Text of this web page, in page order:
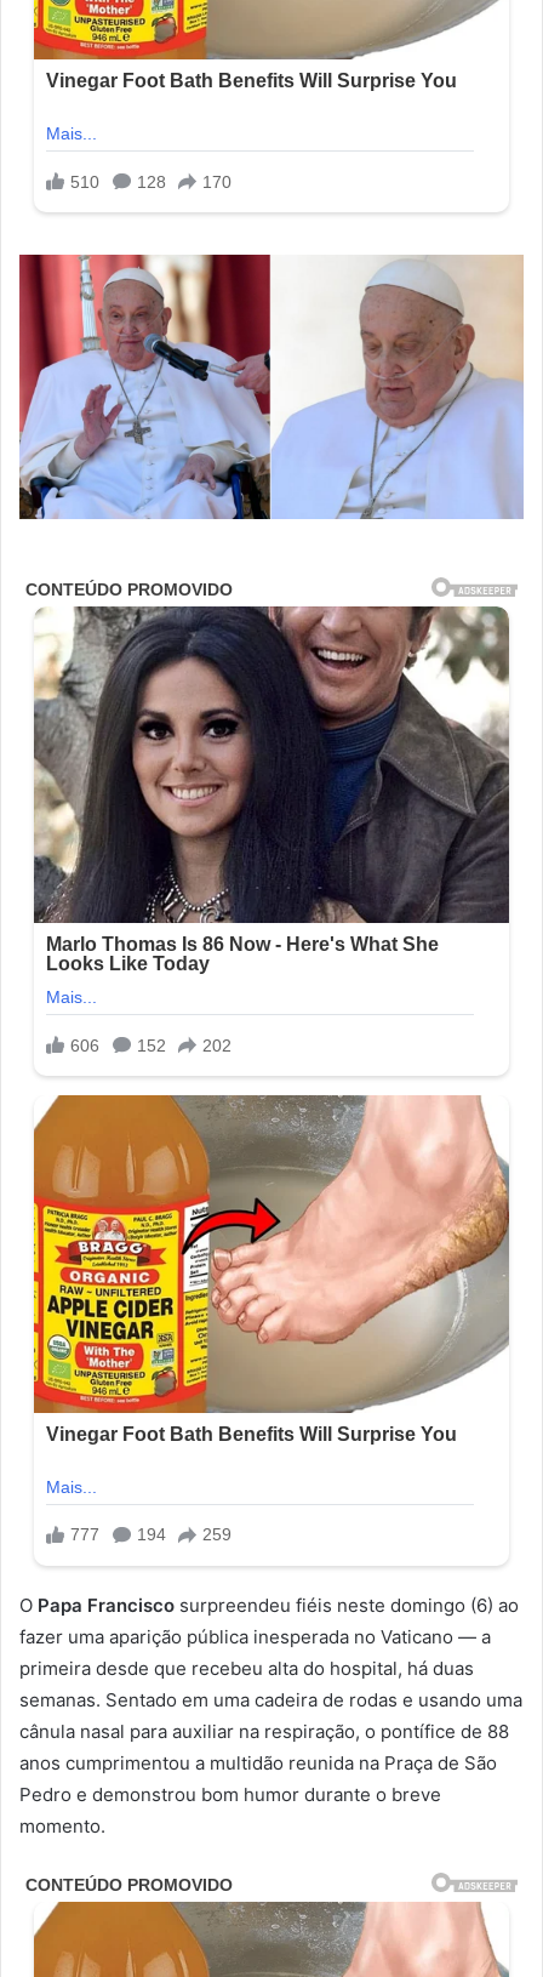
O Papa Francisco surpreendeu fiéis neste domingo (6) ao
fazer uma aparição pública inesperada no Vaticano — a
primeira desde que recebeu alta do hospital, há duas
semanas. Sentado em uma cadeira de rodas e usando uma
cânula nasal para auxiliar na respiração, o pontífice de 88
anos cumprimentou a multidão reunida na Praça de São
Pedro e demonstrou bom humor durante o breve
momento.